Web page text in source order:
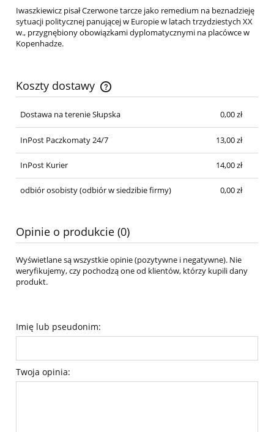
Iwaszkiewicz pisał Czerwone tarcze jako remedium na beznadzieję
sytuacji politycznej panującej w Europie w latach trzydziestych XX
w., przygnębiony obowiązkami dyplomatycznymi na placówce w
Kopenhadze.
Koszty dostawy
Cena nie zawiera ewentualnych kosztów płatności
Dostawa na terenie Słupska
0,00 zł
InPost Paczkomaty 24/7 13,00 zł
InPost Kurier 14,00 zł
odbiór osobisty(odbiór w siedzibie firmy) 0,00 zł
Opinie o produkcie (0)
Wyświetlane są wszystkie opinie (pozytywne i negatywne). Nie
weryfikujemy, czy pochodzą one od klientów, którzy kupili dany
produkt.
Imię lub pseudonim:
Twoja opinia: